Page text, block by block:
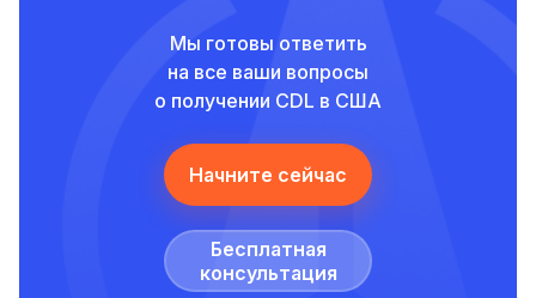
Мы готовы ответить
на все ваши вопросы
о получении CDL в США
Начните сейчас
Бесплатная
консультация